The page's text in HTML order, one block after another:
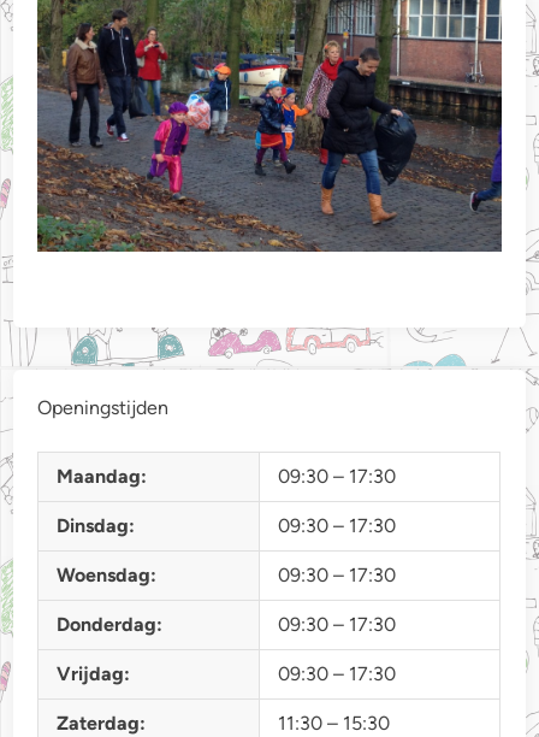
Openingstijden
Maandag: 09:30 – 17:30
Dinsdag: 09:30 – 17:30
Woensdag: 09:30 – 17:30
Donderdag: 09:30 – 17:30
Vrijdag: 09:30 – 17:30
Zaterdag: 11:30 – 15:30